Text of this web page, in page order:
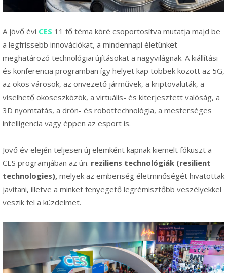
A jövő évi CES 11 fő téma köré csoportosítva mutatja majd be
a legfrissebb innovációkat, a mindennapi életünket
meghatározó technológiai újításokat a nagyvilágnak. A kiállítási-
és konferencia programban így helyet kap többek között az 5G,
az okos városok, az önvezető járművek, a kriptovaluták, a
viselhető okoseszközök, a virtuális- és kiterjesztett valóság, a
3D nyomtatás, a drón- és robottechnológia, a mesterséges
intelligencia vagy éppen az esport is.
Jövő év elején teljesen új elemként kapnak kiemelt fókuszt a
CES programjában az ún. reziliens technológiák (resilient
technologies), melyek az emberiség életminőségét hivatottak
javítani, illetve a minket fenyegető legrémisztőbb veszélyekkel
veszik fel a küzdelmet.